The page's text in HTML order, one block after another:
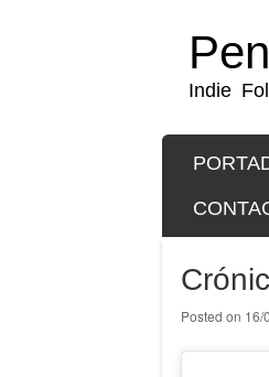
Indie
Menu
SKIP
Posted on 16/